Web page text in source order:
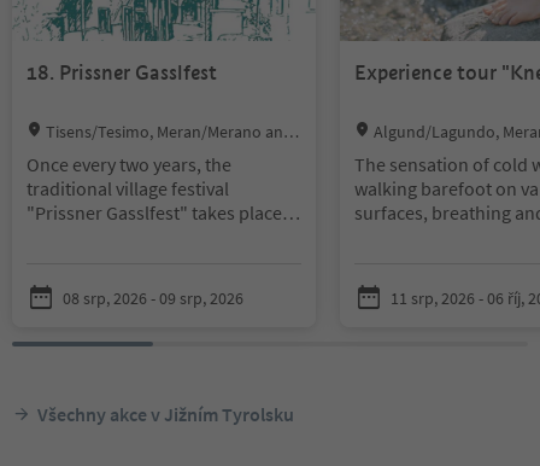
18. Prissner Gasslfest
Location:
Tisens/Tesimo, Meran/Merano and
Once every two years, the
traditional village festival
"Prissner Gasslfest" takes place in
18th edition of this festival. It will
take place on 8 and 9 August
08 srp, 2026 - 09 srp, 2026
Experience tour
Location:
Algund/Lagundo,
The sensation of cold
walking barefoot on
surfaces, breathing
on this journey
teachings of Kneipp.
11 srp, 2026 - 06 říj,
Všechny akce v Jižním Tyrolsku